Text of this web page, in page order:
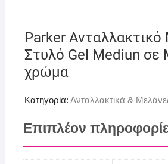
Parker Ανταλλακτικό
Στυλό Gel Mediun σε
χρώμα
Κατηγορία: Ανταλλακτικά &
Επιπλέον